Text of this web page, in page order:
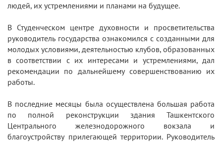
людей, их устремлениями и планами на будущее.
В Студенческом центре духовности и просветительства
руководитель государства ознакомился с созданными для
молодых условиями, деятельностью клубов, образованных
в соответствии с их интересами и устремлениями, дал
рекомендации по дальнейшему совершенствованию их
работы.
В последние месяцы была осуществлена большая работа
по полной реконструкции здания Ташкентского
Центрального железнодорожного вокзала и
благоустройству прилегающей территории. Руководитель